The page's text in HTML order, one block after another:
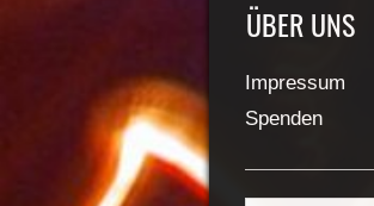
ÜBER UNS
Impressum
Spenden